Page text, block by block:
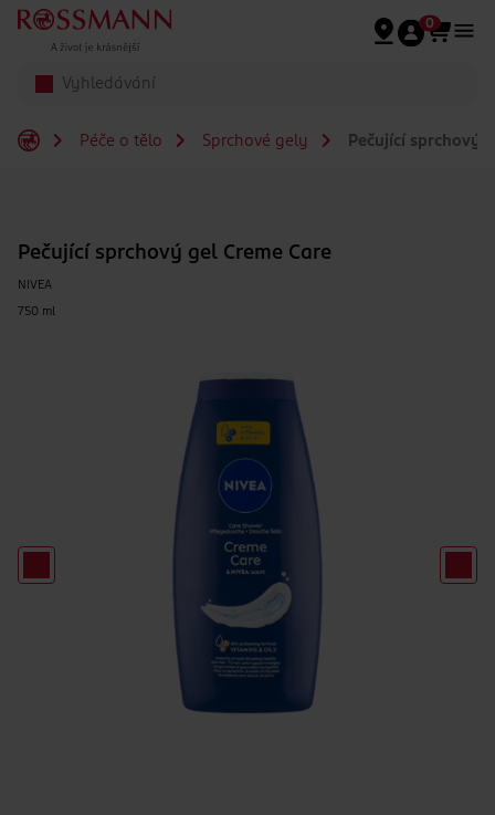
Přeskočit na hlavmní obsah
0
Péče o tělo Sprchové gely Pečující sprchový
Pečující sprchový gel Creme Care
NIVEA
750 ml